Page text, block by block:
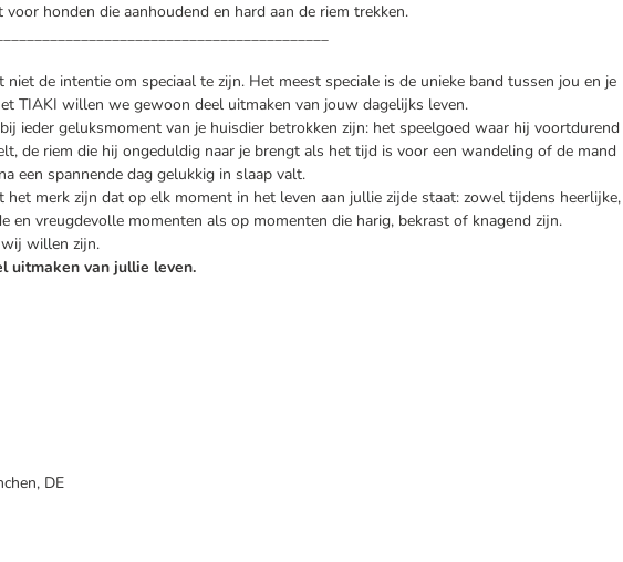
honden die aanhoudend en hard aan de riem trekken.
niet de intentie om speciaal te zijn. Het meest speciale is de unieke band tussen jou en je
TIAKI willen we gewoon deel uitmaken van jouw dagelijks leven.
ieder geluksmoment van je huisdier betrokken zijn: het speelgoed waar hij voortdurend
de riem die hij ongeduldig naar je brengt als het tijd is voor een wandeling of de mand
een spannende dag gelukkig in slaap valt.
het merk zijn dat op elk moment in het leven aan jullie zijde staat: zowel tijdens heerlijke,
en vreugdevolle momenten als op momenten die harig, bekrast of knagend zijn.
willen zijn.
uitmaken van jullie leven.
DE